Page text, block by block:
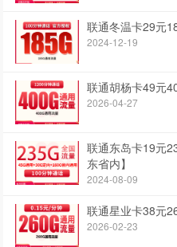
联通冬温卡29元
2024-12-19
联通胡杨卡49元
2026-04-27
联通东岛卡19元
东省内】
2024-08-09
联通星业卡38元
2026-02-23